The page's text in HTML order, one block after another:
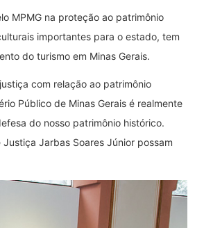
MPMG na proteção ao patrimônio
importantes para o estado, tem
do turismo em Minas Gerais.
com relação ao patrimônio
Público de Minas Gerais é realmente
do nosso patrimônio histórico.
Jarbas Soares Júnior possam